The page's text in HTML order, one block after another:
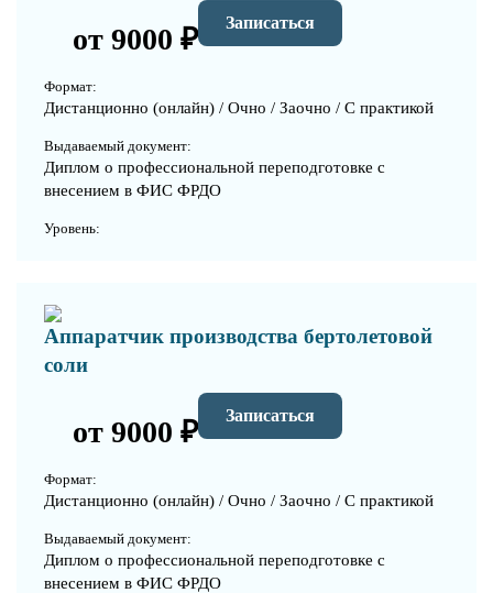
от 9000 ₽ Записаться
Формат:
Дистанционно (онлайн) / Очно / Заочно / С практикой
Выдаваемый документ:
Диплом о профессиональной переподготовке с
внесением в ФИС ФРДО
Уровень:
Аппаратчик производства бертолетовой
соли
от 9000 ₽ Записаться
Формат:
Дистанционно (онлайн) / Очно / Заочно / С практикой
Выдаваемый документ:
Диплом о профессиональной переподготовке с
внесением в ФИС ФРДО